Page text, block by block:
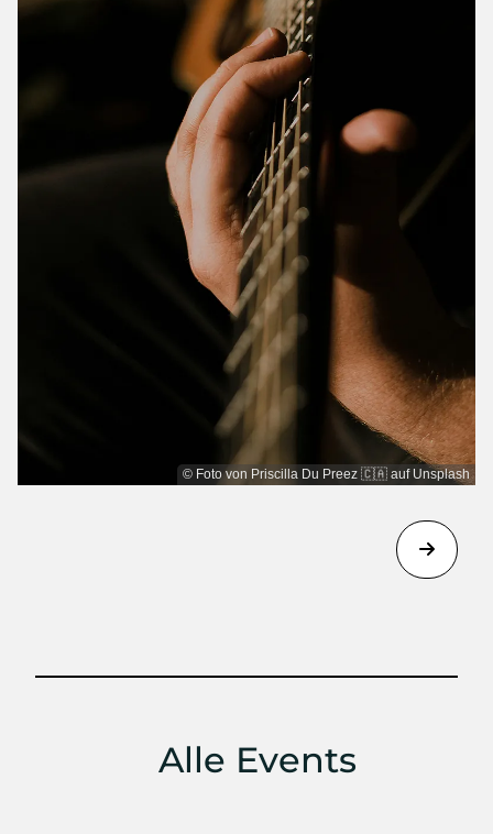
© Foto von Priscilla Du Preez 🇨🇦 auf Unsplash
Alle Events